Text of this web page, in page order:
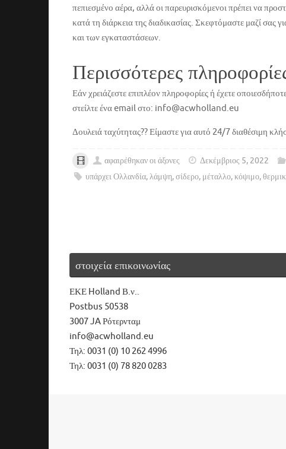
πεπιεσμένο αέρα, αλλά οι παρευρισκόμενοι πρέπει να
κατά τη διάρκεια της διαδικασίας. Σκεφτόμαστε μαζί
και των εγκαταστάσεων.
Περισσότερες
Εάν χρειάζεστε επιπλέον πληροφορίες ή έχετε
στείλτε ένα email στο: info@acwholland.eu
Δουλειά ταχύτητας?? Είμαστε για αυτό 24/7 διαθέσιμη
αφαιρέθηκαν οι άξονες Δεκέμβριος 5, 2022
υπάρχει Ολλανδία,λάμψη,σίδερο, μέταλλο,κόψιμο,
στοιχεία επικοινωνίας
ΕΚΕ Holland Β.ν..
Postbus 50538
3007 JA Ρότερνταμ
info@acwholland.eu
Τηλ: 0031 (0) 10 262 4996
Τηλ: 0031 (0) 78 820 0283